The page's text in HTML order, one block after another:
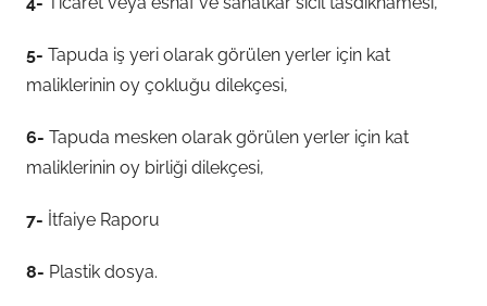
5- Tapuda iş yeri olarak görülen yerler için kat
maliklerinin oy çokluğu dilekçesi,
6- Tapuda mesken olarak görülen yerler için kat
maliklerinin oy birliği dilekçesi,
7- İtfaiye Raporu
8- Plastik dosya.